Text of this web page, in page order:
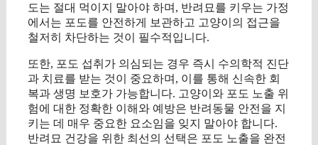
도는 절대 먹이지 말아야 하며, 반려묘를 키우는 가정
에서는 포도를 안전하게 보관하고 고양이의 접근을
철저히 차단하는 것이 필수적입니다.
또한, 포도 섭취가 의심되는 경우 즉시 수의학적 진단
과 치료를 받는 것이 중요하며, 이를 통해 신속한 회
복과 생명 보호가 가능합니다. 고양이와 포도 노출 위
험에 대한 정확한 이해와 예방은 반려동물 안전을 지
키는 데 매우 중요한 요소임을 잊지 말아야 합니다.
반려묘 건강을 위한 최선의 선택은 포도 노출을 완전